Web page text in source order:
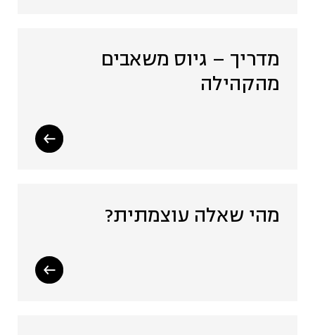
אסטרטגיה ותכנון (7)
מדריך – גיוס משאבים
מהקהילה
מהי שאלה עוצמתית?